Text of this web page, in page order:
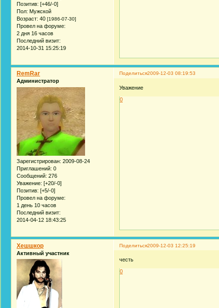
Позитив: [+46/-0]
Пол: Мужской
Возраст: 40 [1986-07-30]
Провел на форуме:
2 дня 16 часов
Последний визит:
2014-10-31 15:25:19
Поделиться2009-12-03 08:19:53
RemRar
Администратор
Зарегистрирован: 2009-08-24
Приглашений: 0
Сообщений: 276
Уважение: [+20/-0]
Позитив: [+5/-0]
Провел на форуме:
1 день 10 часов
Последний визит:
2014-04-12 18:43:25
Уважение
0
Поделиться2009-12-03 12:25:19
Хешшкор
Активный участник
честь
0